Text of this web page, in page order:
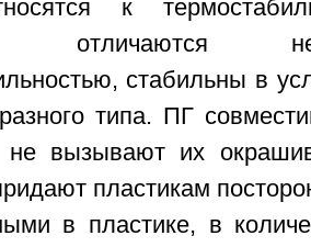
к
отличаются
стабильны в
типа. ПГ
не вызывают их
пластикам
в пластике, в